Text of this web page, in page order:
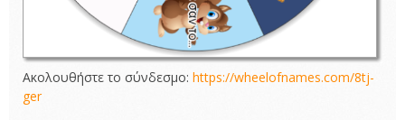
Ακολουθήστε το σύνδεσμο: https://wheelofnames.com/8tj-
ger